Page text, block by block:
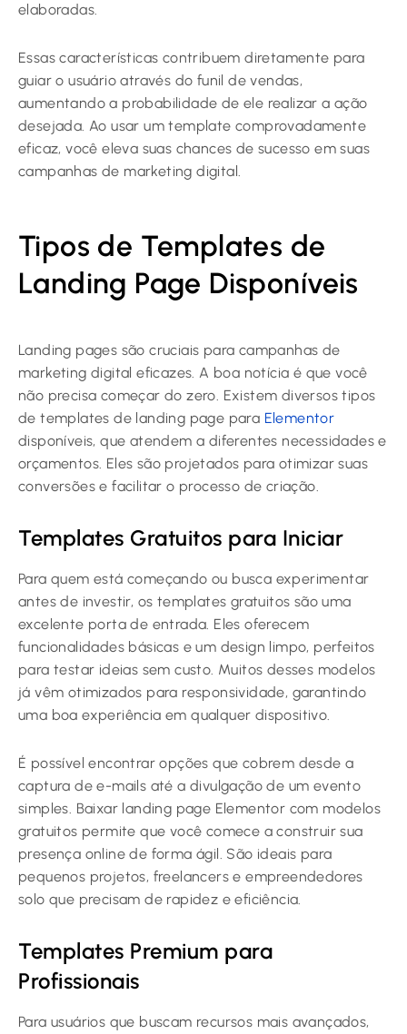
elaboradas.
Essas características contribuem diretamente para
guiar o usuário através do funil de vendas,
aumentando a probabilidade de ele realizar a ação
desejada. Ao usar um template comprovadamente
eficaz, você eleva suas chances de sucesso em suas
campanhas de marketing digital.
Tipos de Templates de
Landing Page Disponíveis
Landing pages são cruciais para campanhas de
marketing digital eficazes. A boa notícia é que você
não precisa começar do zero. Existem diversos tipos
de templates de landing page para Elementor
disponíveis, que atendem a diferentes necessidades e
orçamentos. Eles são projetados para otimizar suas
conversões e facilitar o processo de criação.
Templates Gratuitos para Iniciar
Para quem está começando ou busca experimentar
antes de investir, os templates gratuitos são uma
excelente porta de entrada. Eles oferecem
funcionalidades básicas e um design limpo, perfeitos
para testar ideias sem custo. Muitos desses modelos
já vêm otimizados para responsividade, garantindo
uma boa experiência em qualquer dispositivo.
É possível encontrar opções que cobrem desde a
captura de e-mails até a divulgação de um evento
simples. Baixar landing page Elementor com modelos
gratuitos permite que você comece a construir sua
presença online de forma ágil. São ideais para
pequenos projetos, freelancers e empreendedores
solo que precisam de rapidez e eficiência.
Templates Premium para
Profissionais
Para usuários que buscam recursos mais avançados,